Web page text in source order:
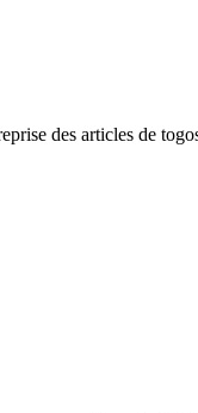
des articles de